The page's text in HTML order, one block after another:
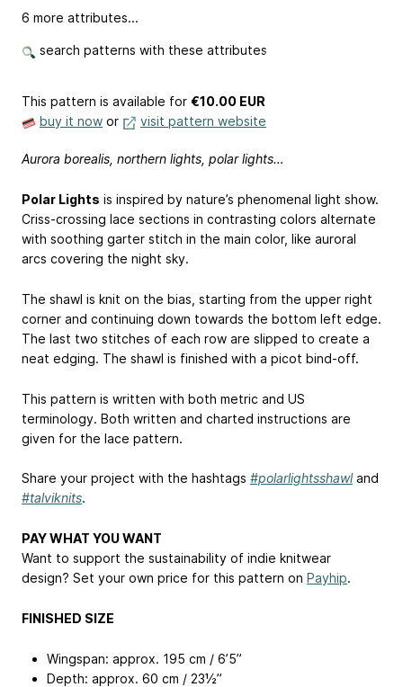
6 more attributes...
search patterns with these attributes
This pattern is available for €10.00 EUR
buy it now or visit pattern website
Aurora borealis, northern lights, polar lights…
Polar Lights is inspired by nature’s phenomenal light show.
Criss-crossing lace sections in contrasting colors alternate
with soothing garter stitch in the main color, like auroral
arcs covering the night sky.
The shawl is knit on the bias, starting from the upper right
corner and continuing down towards the bottom left edge.
The last two stitches of each row are slipped to create a
neat edging. The shawl is finished with a picot bind-off.
This pattern is written with both metric and US
terminology. Both written and charted instructions are
given for the lace pattern.
Share your project with the hashtags #polarlightsshawland
#talviknits.
PAY WHAT YOU WANT
Want to support the sustainability of indie knitwear
design? Set your own price for this pattern on Payhip.
FINISHED SIZE
Wingspan: approx. 195 cm / 6’5”
Depth: approx. 60 cm / 23½”